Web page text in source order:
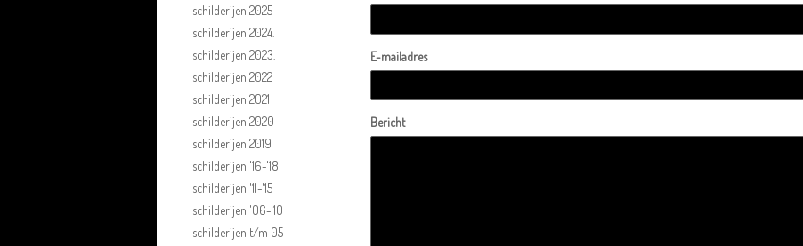
E-mailadres
Bericht
schilderijen 2025
schilderijen 2024.
schilderijen 2023.
schilderijen 2022
schilderijen 2021
schilderijen 2020
schilderijen 2019
schilderijen '16-'18
schilderijen '11-'15
schilderijen '06-'10
schilderijen t/m 05